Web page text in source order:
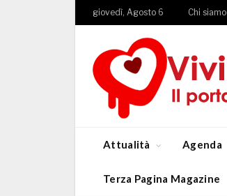
giovedì, Agosto 6 Chi siamo
Attualità Agenda
Terza Pagina Magazine